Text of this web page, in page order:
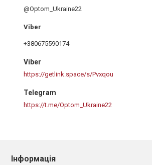
@Optom_Ukraine22
+380675590174
Viber
https://getlink.space/s/Pvxqou
Telegram
https://t.me/Optom_Ukraine22
Інформація